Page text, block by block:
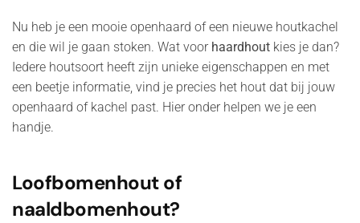
Nu heb je een mooie openhaard of een nieuwe houtkachel
en die wil je gaan stoken. Wat voor haardhout kies je dan?
Iedere houtsoort heeft zijn unieke eigenschappen en met
een beetje informatie, vind je precies het hout dat bij jouw
openhaard of kachel past. Hier onder helpen we je een
handje.
Loofbomenhout of
naaldbomenhout?